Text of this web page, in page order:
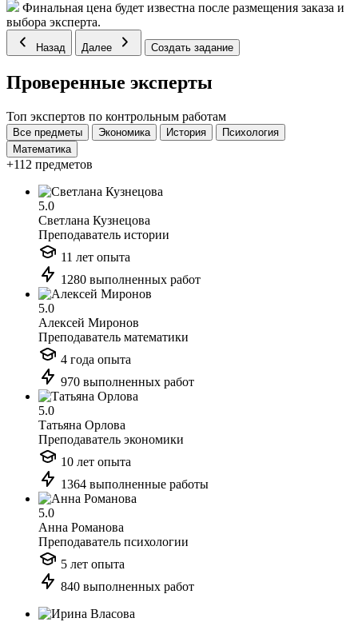
Финальная цена будет известна после размещения заказа и
выбора эксперта.
Назад Далее Создать задание
Проверенные эксперты
Топ экспертов по контрольным работам
Все предметы Экономика История
Психология
Математика
+112 предметов
5.0
Светлана Кузнецова
Преподаватель истории
11 лет опыта
1280 выполненных работ
5.0
Алексей Миронов
Преподаватель математики
4 года опыта
970 выполненных работ
5.0
Татьяна Орлова
Преподаватель экономики
10 лет опыта
1364 выполненные работы
5.0
Анна Романова
Преподаватель психологии
5 лет опыта
840 выполненных работ